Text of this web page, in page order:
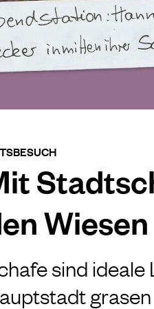
sind
grasen